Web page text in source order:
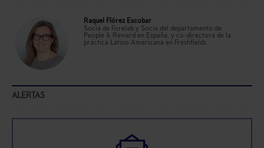
Raquel Flórez Escobar
Socia de Forelab y Socia del departamento de
People & Reward en España, y co-directora de la
práctica Latino Americana en Freshfields.
ALERTAS